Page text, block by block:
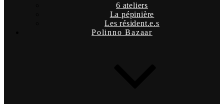
6 ateliers
La pépinière
Les résident.e.s
Polinno Bazaar